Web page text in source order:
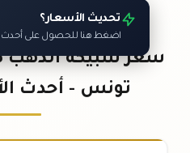
تحديث الأسعار؟
اضغط هنا للحصول على أحدث
تونس - أحدث